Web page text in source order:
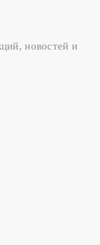
новостей и